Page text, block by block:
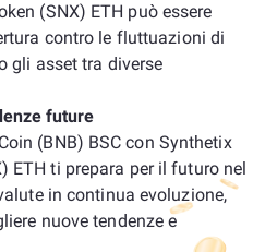
(SNX) ETH può essere
contro le fluttuazioni di
gli asset tra diverse
future
(BNB) BSC con Synthetix
ETH ti prepara per il futuro nel
in continua evoluzione,
nuove tendenze e